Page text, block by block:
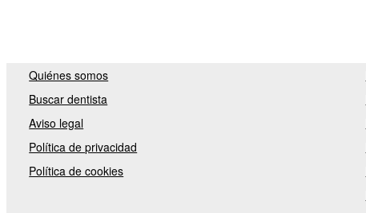
Quiénes somos
Buscar dentista
Aviso legal
Política de privacidad
Política de cookies